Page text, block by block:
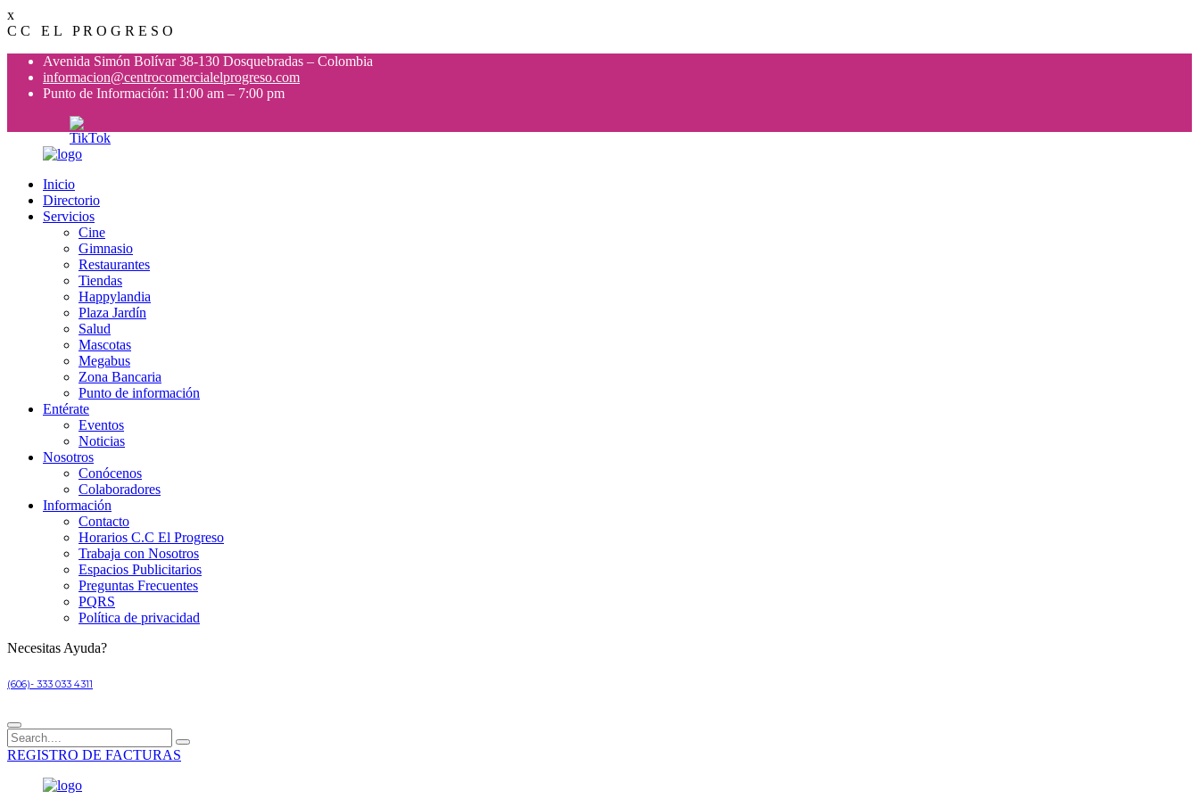
x
C C E L P R O G R E S O
Avenida Simón Bolívar 38-130 Dosquebradas – Colombia
informacion@centrocomercialelprogreso.com
Punto de Información: 11:00 am – 7:00 pm
Inicio
Directorio
Servicios
Cine
Gimnasio
Restaurantes
Tiendas
Happylandia
Plaza Jardín
Salud
Mascotas
Megabus
Zona Bancaria
Punto de información
Entérate
Eventos
Noticias
Nosotros
Conócenos
Colaboradores
Información
Contacto
Horarios C.C El Progreso
Trabaja con Nosotros
Espacios Publicitarios
Preguntas Frecuentes
PQRS
Política de privacidad
Necesitas Ayuda?
(606)- 333 033 4311
REGISTRO DE FACTURAS